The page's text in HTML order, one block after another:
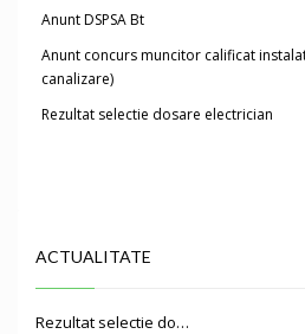
Anunt DSPSA Bt
Anunt concurs muncitor calificat
canalizare)
Rezultat selectie dosare electrician
ACTUALITATE
Rezultat selectie do…